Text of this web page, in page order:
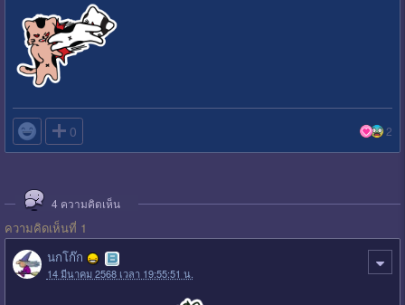
 0 2
4 ความคิดเห็น
ความคิดเห็นที่ 1
นกโก๊ก
14 มีนาคม 2568 เวลา 19:55:51 น.